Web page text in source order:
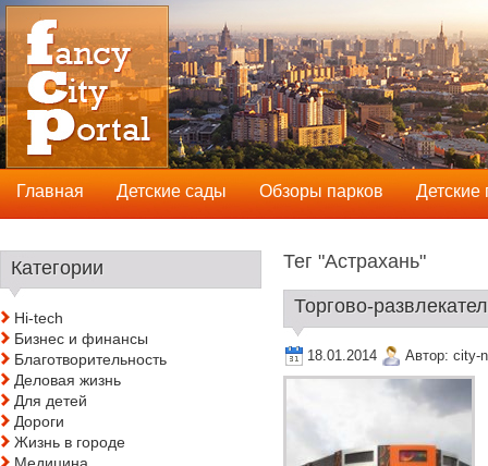
Тег "Астрахань"
Торгово-
18.01.2014 Автор: city-
Категории
Hi-tech
Бизнес и финансы
Благотворительность
Деловая жизнь
Для детей
Дороги
Жизнь в городе
Главная Детские сады Обзоры парков Детские